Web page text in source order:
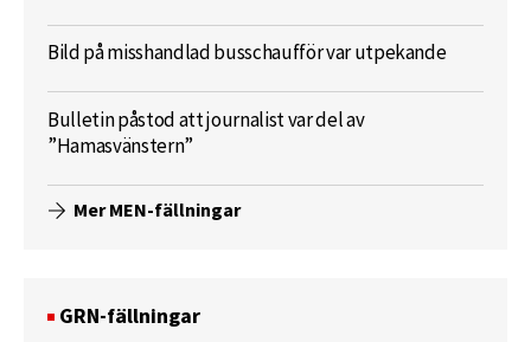
Bild på misshandlad busschaufför var utpekande
Bulletin påstod att journalist var del av
”Hamasvänstern”
Mer MEN-fällningar
GRN-fällningar